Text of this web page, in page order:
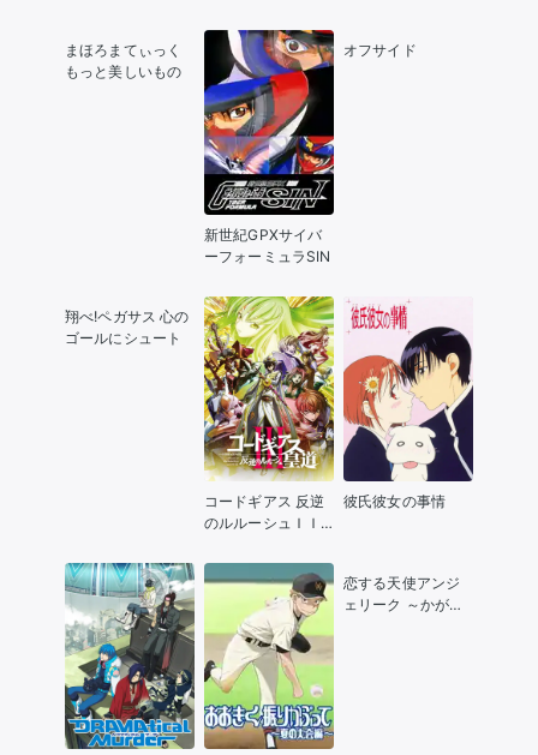
まほろまてぃっく
もっと美しいもの
新世紀GPXサイバ
ーフォーミュラSIN
オフサイド
翔べ!ペガサス 心の
ゴールにシュート
コードギアス 反逆
のルルーシュＩＩ
彼氏彼女の事情
恋する天使アンジ
ェリーク ～かがや